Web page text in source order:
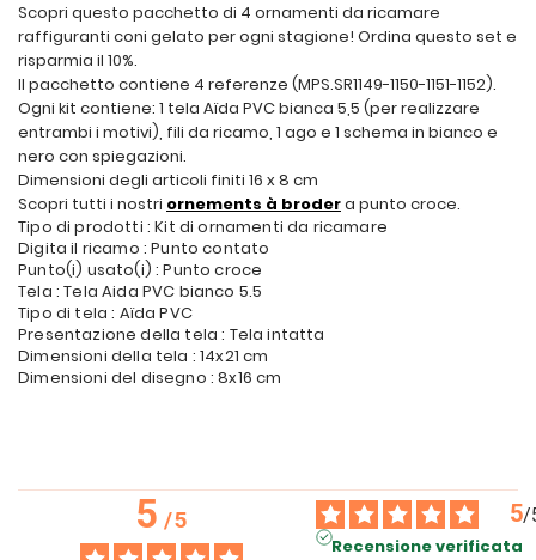
Scopri questo pacchetto di 4 ornamenti da ricamare
raffiguranti coni gelato per ogni stagione! Ordina questo set e
risparmia il 10%.
Il pacchetto contiene 4 referenze (MPS.SR1149-1150-1151-1152).
Ogni kit contiene: 1 tela Aïda PVC bianca 5,5 (per realizzare
entrambi i motivi), fili da ricamo, 1 ago e 1 schema in bianco e
nero con spiegazioni.
Dimensioni degli articoli finiti 16 x 8 cm
Scopri tutti i nostri ornements à brodera punto croce.
Tipo di prodotti : Kit di ornamenti da ricamare
Digita il ricamo : Punto contato
Punto(i) usato(i) : Punto croce
Tela : Tela Aida PVC bianco 5.5
Tipo di tela : Aïda PVC
Presentazione della tela : Tela intatta
Dimensioni della tela : 14x21 cm
Dimensioni del disegno : 8x16 cm
5/5 5/
Recensione verificata